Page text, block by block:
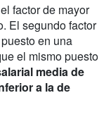
factor de mayor
El segundo factor
en una
el mismo puesto
media de
a la de